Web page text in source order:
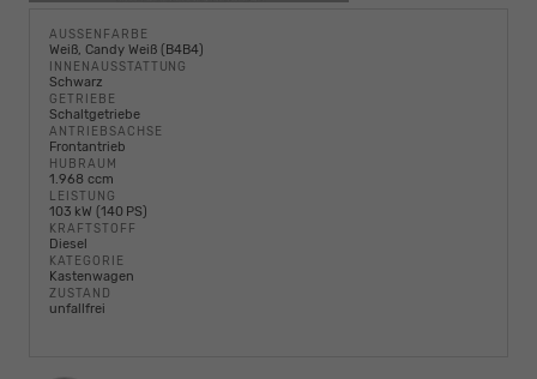
AUSSENFARBE
Weiß, Candy Weiß (B4B4)
INNENAUSSTATTUNG
Schwarz
GETRIEBE
Schaltgetriebe
ANTRIEBSACHSE
Frontantrieb
HUBRAUM
1.968 ccm
LEISTUNG
103 kW (140 PS)
KRAFTSTOFF
Diesel
KATEGORIE
Kastenwagen
ZUSTAND
unfallfrei